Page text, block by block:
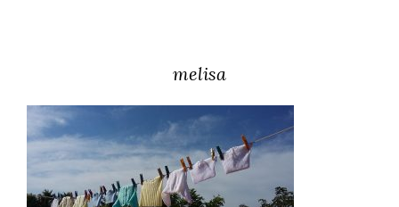
melisa